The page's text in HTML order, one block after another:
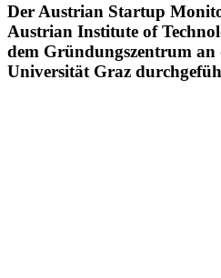
Der Austrian Startup
Austrian Institute of
dem Gründungszentrum
Universität Graz